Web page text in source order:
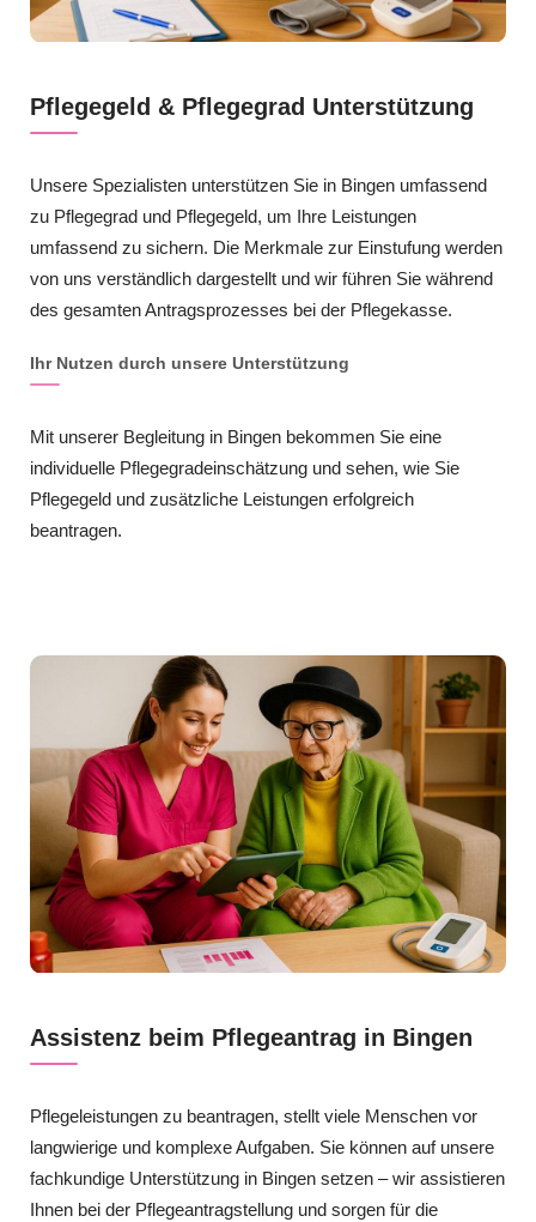
Pflegegeld & Pflegegrad Unterstützung
Unsere Spezialisten unterstützen Sie in Bingen umfassend
zu Pflegegrad und Pflegegeld, um Ihre Leistungen
umfassend zu sichern. Die Merkmale zur Einstufung werden
von uns verständlich dargestellt und wir führen Sie während
des gesamten Antragsprozesses bei der Pflegekasse.
Ihr Nutzen durch unsere Unterstützung
Mit unserer Begleitung in Bingen bekommen Sie eine
individuelle Pflegegradeinschätzung und sehen, wie Sie
Pflegegeld und zusätzliche Leistungen erfolgreich
beantragen.
Assistenz beim Pflegeantrag in Bingen
Pflegeleistungen zu beantragen, stellt viele Menschen vor
langwierige und komplexe Aufgaben. Sie können auf unsere
fachkundige Unterstützung in Bingen setzen – wir assistieren
Ihnen bei der Pflegeantragstellung und sorgen für die